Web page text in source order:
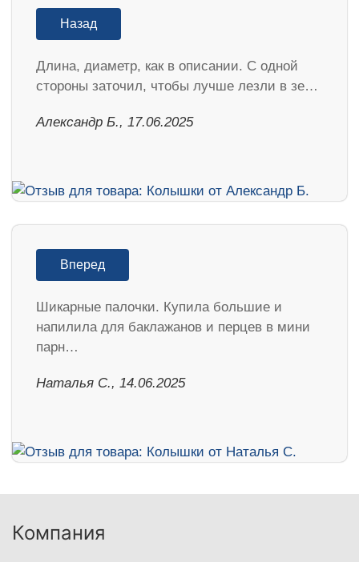
Назад
Длина, диаметр, как в описании. С одной
стороны заточил, чтобы лучше лезли в зе…
Александр Б., 17.06.2025
Вперед
Шикарные палочки. Купила большие и
напилила для баклажанов и перцев в мини
парн…
Наталья С., 14.06.2025
Компания